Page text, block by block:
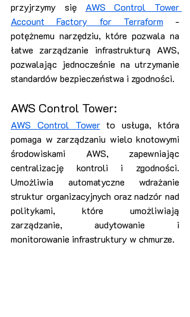
przyjrzymy się AWS Control Tower
Account Factory for Terraform -
potężnemu narzędziu, które pozwala na
łatwe zarządzanie infrastrukturą AWS,
pozwalając jednocześnie na utrzymanie
standardów bezpieczeństwa i zgodności.
AWS Control Tower:
AWS Control Tower to usługa, która
pomaga w zarządzaniu wielo knotowymi
środowiskami AWS, zapewniając
centralizację kontroli i zgodności.
Umożliwia automatyczne wdrażanie
struktur organizacyjnych oraz nadzór nad
politykami, które umożliwiają
zarządzanie, audytowanie i
monitorowanie infrastruktury w chmurze.